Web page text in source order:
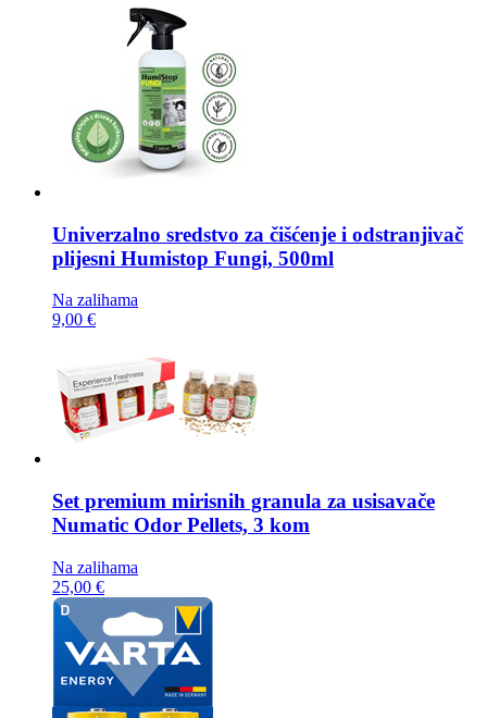
Univerzalno sredstvo za čišćenje i odstranjivač
plijesni Humistop Fungi, 500ml
Na zalihama
9,00 €
Set premium mirisnih granula za usisavače
Numatic Odor Pellets, 3 kom
Na zalihama
25,00 €